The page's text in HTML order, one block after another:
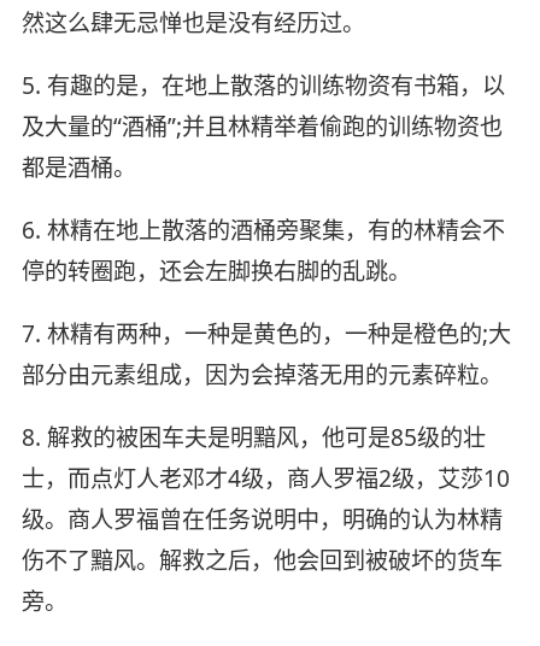
然这么肆无忌惮也是没有经历过。
5. 有趣的是，在地上散落的训练物资有书箱，以
及大量的“酒桶”;并且林精举着偷跑的训练物资也
都是酒桶。
6. 林精在地上散落的酒桶旁聚集，有的林精会不
停的转圈跑，还会左脚换右脚的乱跳。
7. 林精有两种，一种是黄色的，一种是橙色的;大
部分由元素组成，因为会掉落无用的元素碎粒。
8. 解救的被困车夫是明黯风，他可是85级的壮
士，而点灯人老邓才4级，商人罗福2级，艾莎10
级。商人罗福曾在任务说明中，明确的认为林精
伤不了黯风。解救之后，他会回到被破坏的货车
旁。